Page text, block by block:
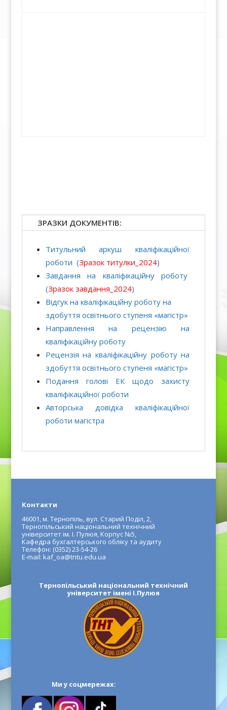
ЗРАЗКИ ДОКУМЕНТІВ:
Титульний аркуш кваліфікаційної
роботи (Зразок титулки_2024)
Завдання на кваліфікаційну роботу
(Зразок завдання_2024)
Відгук на кваліфікаційну роботу на
здобуття освітнього ступеня «магістр»
Направлення на рецензію на
кваліфікаційну роботу
Рецензія на кваліфікаційну роботу на
здобуття освітнього ступеня «магістр»
Подання голові ЕК щодо захисту
кваліфікаційної роботи
Авторська довідка кваліфікаційної
роботи магістра
Контакти
46001, м. Тернопіль, вул. Старий Поділ, 2,
Тернопільський національний технічний
університет ім. І. Пулюя, Корпус №5,
Кафедра бухгалтерського обліку та аудиту
Телефон: (0352) 23-54-26
E-mail: kaf_oa@tntu.edu.ua
Тернопільський національний технічний
університет імені І.Пулюя
Ми у соцмережах: